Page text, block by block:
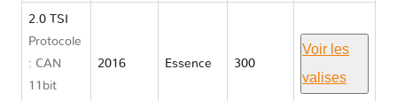
2.0 TSI
Protocole
: CAN
11bit
2016 Essence 300
Voir les
valises